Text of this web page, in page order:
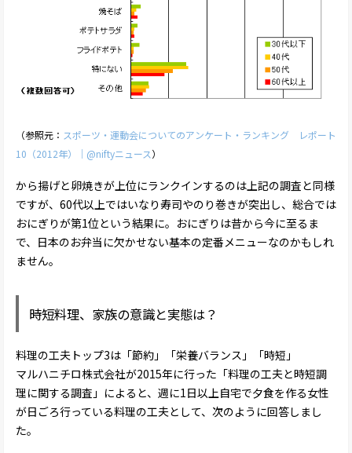
（参照元： スポーツ・運動会についてのアンケート・ランキング レポート
10（2012年）｜@niftyニュース）
から揚げと卵焼きが上位にランクインするのは上記の調査と同様
ですが、60代以上ではいなり寿司やのり巻きが突出し、総合では
おにぎりが第1位という結果に。おにぎりは昔から今に至るま
で、日本のお弁当に欠かせない基本の定番メニューなのかもしれ
ません。
時短料理、家族の意識と実態は？
料理の工夫トップ3は「節約」「栄養バランス」「時短」
マルハニチロ株式会社が2015年に行った「料理の工夫と時短調
理に関する調査」によると、週に1日以上自宅で夕食を作る女性
が日ごろ行っている料理の工夫として、次のように回答しまし
た。